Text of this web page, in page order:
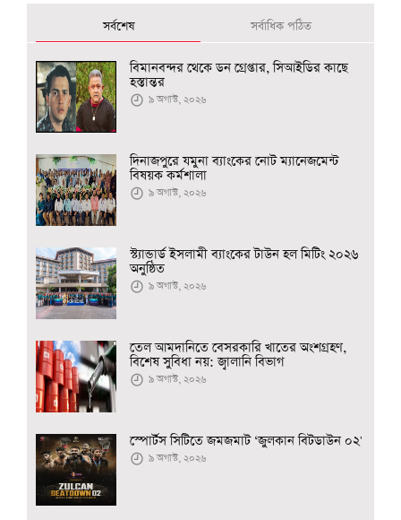
সর্বশেষ সর্বাধিক পঠিত
বিমানবন্দর থেকে ডন গ্রেপ্তার, সিআইডির কাছে
হস্তান্তর
৯ অগাস্ট, ২০২৬
দিনাজপুরে যমুনা ব্যাংকের নোট ম্যানেজমেন্ট
বিষয়ক কর্মশালা
৯ অগাস্ট, ২০২৬
স্ট্যান্ডার্ড ইসলামী ব্যাংকের টাউন হল মিটিং ২০২৬
অনুষ্ঠিত
৯ অগাস্ট, ২০২৬
তেল আমদানিতে বেসরকারি খাতের অংশগ্রহণ,
বিশেষ সুবিধা নয়: জ্বালানি বিভাগ
৯ অগাস্ট, ২০২৬
স্পোর্টস সিটিতে জমজমাট ‘জুলকান বিটডাউন ০২'
৯ অগাস্ট, ২০২৬